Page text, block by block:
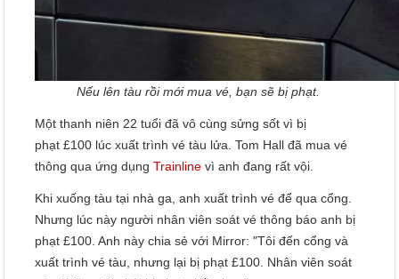
Nếu lên tàu rồi mới mua vé, bạn sẽ bị phạt.
Một thanh niên 22 tuổi đã vô cùng sửng sốt vì bị
phạt £100 lúc xuất trình vé tàu lửa. Tom Hall đã mua vé
thông qua ứng dụngTrainline vì anh đang rất vội.
Khi xuống tàu tại nhà ga, anh xuất trình vé để qua cổng.
Nhưng lúc này người nhân viên soát vé thông báo anh bị
phạt £100. Anh này chia sẻ với Mirror: "Tôi đến cổng và
xuất trình vé tàu, nhưng lại bị phạt £100. Nhân viên soát